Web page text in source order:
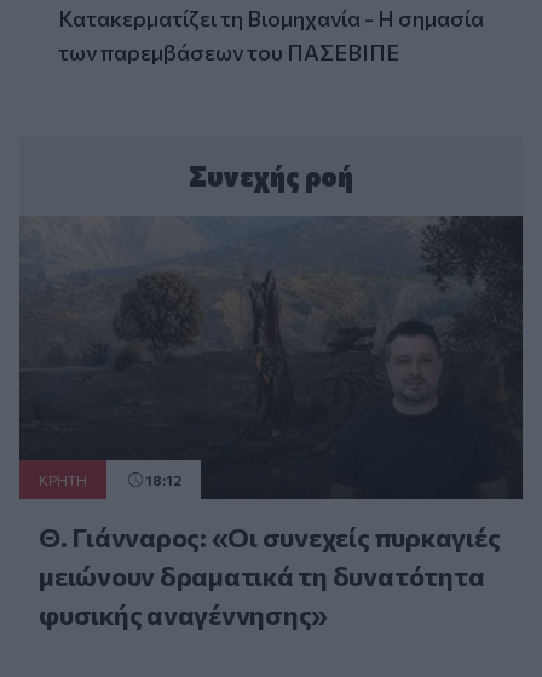
Κατακερματίζει τη Βιομηχανία - Η σημασία
των παρεμβάσεων του ΠΑΣΕΒΙΠΕ
Συνεχής ροή
ΚΡΗΤΗ 18:12
Θ. Γιάνναρος: «Οι συνεχείς πυρκαγιές
μειώνουν δραματικά τη δυνατότητα
φυσικής αναγέννησης»